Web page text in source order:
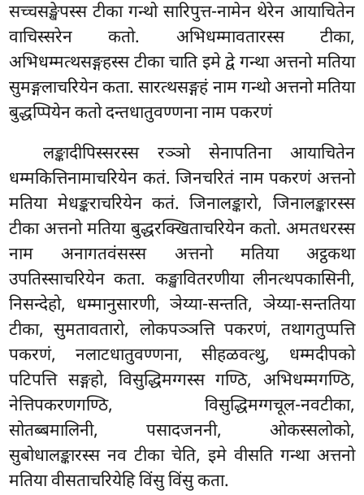
सच्चसङ्खेपस्स टीका गन्थो सारिपुत्त-नामेन थेरेन आयाचितेन
वाचिस्सरेन कतो. अभिधम्मावतारस्स टीका,
अभिधम्मत्थसङ्गहस्स टीका चाति इमे द्वे गन्था अत्तनो मतिया
सुमङ्गलाचरियेन कता. सारत्थसङ्गहं नाम गन्थो अत्तनो मतिया
बुद्धप्पियेन कतो दन्तधातुवण्णना नाम पकरणं
लङ्कादीपिस्सरस्स रञ्ञो सेनापतिना आयाचितेन
धम्मकित्तिनामाचरियेन कतं. जिनचरितं नाम पकरणं अत्तनो
मतिया मेधङ्कराचरियेन कतं. जिनालङ्कारो, जिनालङ्कारस्स
टीका अत्तनो मतिया बुद्धरक्खिताचरियेन कतो. अमतधरस्स
नाम अनागतवंसस्स अत्तनो मतिया अट्ठकथा
उपतिस्साचरियेन कता. कङ्खावितरणीया लीनत्थपकासिनी,
निसन्देहो, धम्मानुसारणी, ञेय्या-सन्तति, ञेय्या-सन्ततिया
टीका, सुमतावतारो, लोकपञ्ञत्ति पकरणं, तथागतुप्पत्ति
पकरणं, नलाटधातुवण्णना, सीहळवत्थु, धम्मदीपको
पटिपत्ति सङ्गहो, विसुद्धिमग्गस्स गण्ठि, अभिधम्मगण्ठि,
नेत्तिपकरणगण्ठि, विसुद्धिमग्गचूल-नवटीका,
सोतब्बमालिनी, पसादजननी, ओकस्सलोको,
सुबोधालङ्कारस्स नव टीका चेति, इमे वीसति गन्था अत्तनो
मतिया वीसताचरियेहि विंसु विंसु कता.